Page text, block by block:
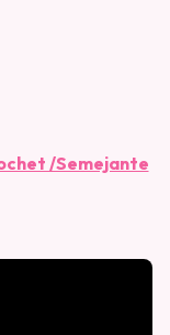
/Semejante